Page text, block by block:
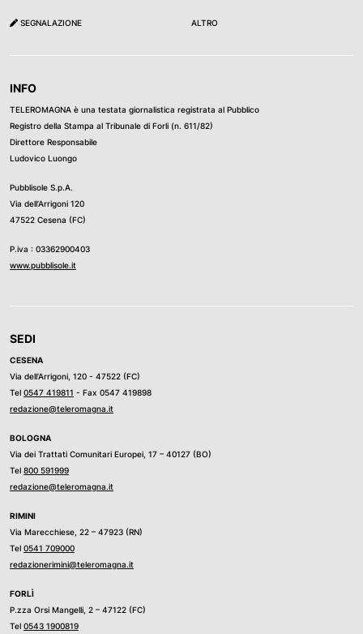
SEGNALAZIONE ALTRO
INFO
TELEROMAGNA è una testata giornalistica registrata al Pubblico
Registro della Stampa al Tribunale di Forli (n. 611/82)
Direttore Responsabile
Ludovico Luongo
Pubblisole S.p.A.
Via dell’Arrigoni 120
47522 Cesena (FC)
P.iva : 03362900403
www.pubblisole.it
SEDI
CESENA
Via dell’Arrigoni, 120 - 47522 (FC)
Tel 0547 419811 - Fax 0547 419898
redazione@teleromagna.it
BOLOGNA
Via dei Trattati Comunitari Europei, 17 – 40127 (BO)
Tel 800 591999
redazione@teleromagna.it
RIMINI
Via Marecchiese, 22 – 47923 (RN)
Tel 0541 709000
redazionerimini@teleromagna.it
FORLÌ
P.zza Orsi Mangelli, 2 – 47122 (FC)
Tel 0543 1900819